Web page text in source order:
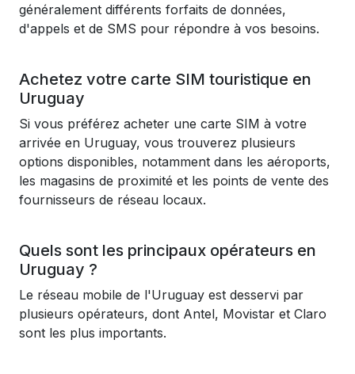
généralement différents forfaits de données,
d'appels et de SMS pour répondre à vos besoins.
Achetez votre carte SIM touristique en
Uruguay
Si vous préférez acheter une carte SIM à votre
arrivée en Uruguay, vous trouverez plusieurs
options disponibles, notamment dans les aéroports,
les magasins de proximité et les points de vente des
fournisseurs de réseau locaux.
Quels sont les principaux opérateurs en
Uruguay ?
Le réseau mobile de l'Uruguay est desservi par
plusieurs opérateurs, dont Antel, Movistar et Claro
sont les plus importants.